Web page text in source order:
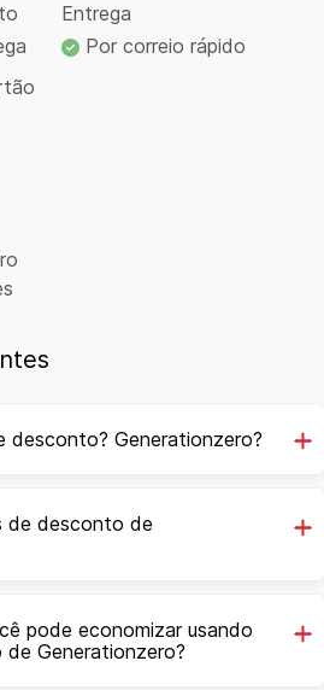
Entrega
Por correio rápido
desconto? Generationzero?
de desconto de
pode economizar usando
Generationzero?